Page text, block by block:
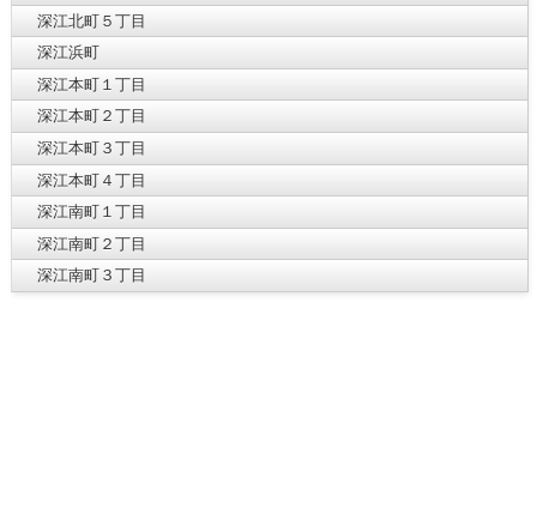
深江北町５丁目
深江浜町
深江本町１丁目
深江本町２丁目
深江本町３丁目
深江本町４丁目
深江南町１丁目
深江南町２丁目
深江南町３丁目